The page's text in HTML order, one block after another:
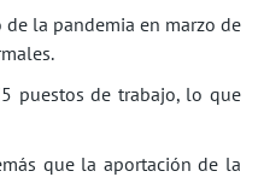
la pandemia en marzo de
puestos de trabajo, lo que
que la aportación de la